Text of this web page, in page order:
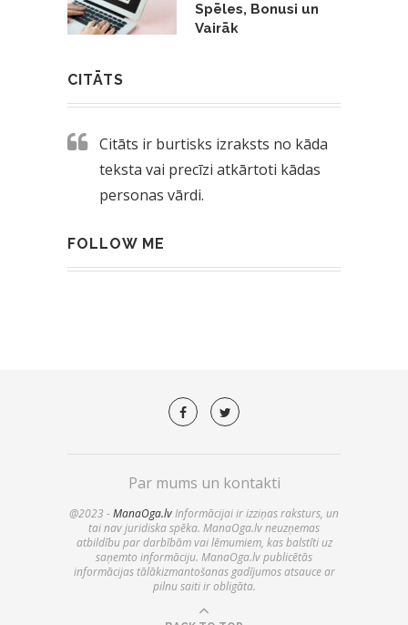
Spēles, Bonusi un
Vairāk
CITĀTS
Citāts ir burtisks izraksts no kāda
teksta vai precīzi atkārtoti kādas
personas vārdi.
FOLLOW ME
Par mums un kontakti
@2023 - ManaOga.lvInformācijai ir izziņas raksturs, un
tai nav juridiska spēka. ManaOga.lv neuzņemas
atbildību par darbībām vai lēmumiem, kas balstīti uz
saņemto informāciju. ManaOga.lv publicētās
informācijas tālākizmantošanas gadījumos atsauce ar
pilnu saiti ir obligāta.